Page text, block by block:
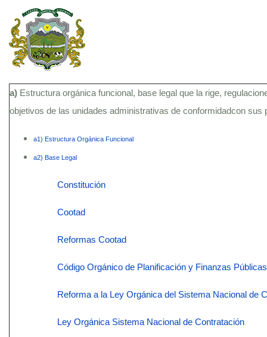
a) Estructura orgánica funcional, base legal que la rige,
objetivos de las unidades administrativas de conformidadcon sus
a1) Estructura Orgánica Funcional
a2) Base Legal
Constitución
Cootad
Reformas Cootad
Código Orgánico de Planificación y Finanzas Públicas
Reforma a la Ley Orgánica del Sistema Nacional de
Ley Orgánica Sistema Nacional de Contratación